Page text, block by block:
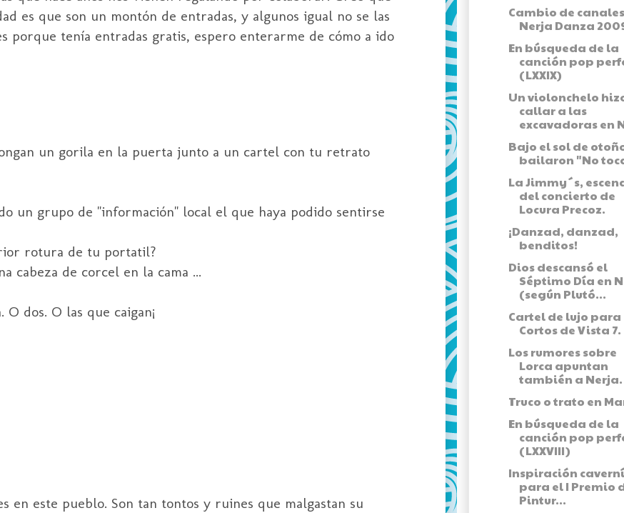
es que son un montón de entradas, y algunos igual no se las
porque tenía entradas gratis, espero enterarme de cómo a ido
un gorila en la puerta junto a un cartel con tu retrato
un grupo de "información" local el que haya podido sentirse
rotura de tu portatil?
cabeza de corcel en la cama ...
dos. O las que caigan¡
en este pueblo. Son tan tontos y ruines que malgastan su
Cambio de
Nerja Danza
En búsqueda de la
canción pop
(LXXIX)
Un violonchelo
callar a las
excavadoras en
Bajo el sol de
bailaron "No
La Jimmy´s,
del concierto de
Locura Precoz.
¡Danzad, danzad,
benditos!
Dios descansó el
Séptimo Día en
(según Plutó...
Cartel de lujo para
Cortos de Vista 7.
Los rumores sobre
Lorca apuntan
también a Nerja.
Truco o trato en
En búsqueda de la
canción pop
(LXXVIII)
Inspiración
para el I Premio
Pintur...